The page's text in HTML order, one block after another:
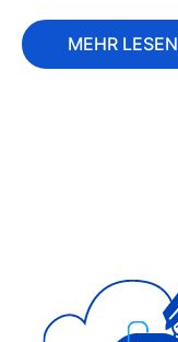
MEHR LESEN